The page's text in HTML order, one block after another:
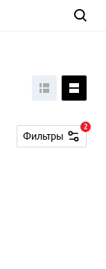
Фильтры
2